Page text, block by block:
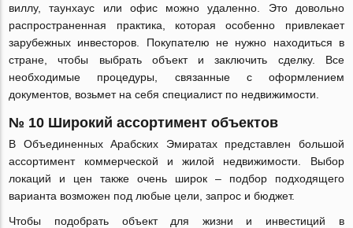
виллу, таунхаус или офис можно удаленно. Это довольно
распространенная практика, которая особенно привлекает
зарубежных инвесторов. Покупателю не нужно находиться в
стране, чтобы выбрать объект и заключить сделку. Все
необходимые процедуры, связанные с оформлением
документов, возьмет на себя специалист по недвижимости.
№ 10 Широкий ассортимент объектов
В Объединенных Арабских Эмиратах представлен большой
ассортимент коммерческой и жилой недвижимости. Выбор
локаций и цен также очень широк – подбор подходящего
варианта возможен под любые цели, запрос и бюджет.
Чтобы подобрать объект для жизни и инвестиций в